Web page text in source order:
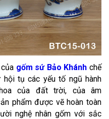
gốm sứ Bảo Khánh chế
tụ các yếu tố ngũ hành
của đất trời, của âm
phẩm được vẽ hoàn toàn
nghệ nhân gốm với sắc